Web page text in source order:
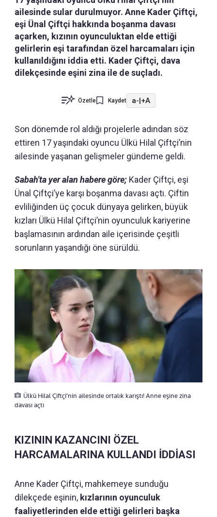
ailesinde sular durulmuyor. Anne Kader Çiftçi,
eşi Ünal Çiftçi hakkında boşanma davası
açarken, kızının oyunculuktan elde ettiği
gelirlerin eşi tarafından özel harcamaları için
kullanıldığını iddia etti. Kader Çiftçi, dava
dilekçesinde eşini zina ile de suçladı.
Özetle Kaydet a-|+A
Son dönemde rol aldığı projelerle adından söz
ettiren 17 yaşındaki oyuncu Ülkü Hilal Çiftçi’nin
ailesinde yaşanan gelişmeler gündeme geldi.
Sabah'ta yer alan habere göre; Kader Çiftçi, eşi
Ünal Çiftçi’ye karşı boşanma davası açtı. Çiftin
evliliğinden üç çocuk dünyaya gelirken, büyük
kızları Ülkü Hilal Çiftçi’nin oyunculuk kariyerine
başlamasının ardından aile içerisinde çeşitli
sorunların yaşandığı öne sürüldü.
Ülkü Hilal Çiftçi’nin ailesinde ortalık karıştı! Anne eşine zina
davası açtı
KIZININ KAZANCINI ÖZEL
HARCAMALARINA KULLANDI İDDİASI
Anne Kader Çiftçi, mahkemeye sunduğu
dilekçede eşinin, kızlarının oyunculuk
faaliyetlerinden elde ettiği gelirleri başka